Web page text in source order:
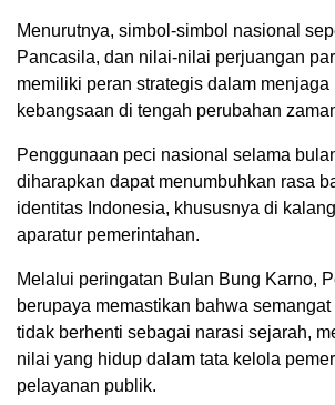
Menurutnya, simbol-simbol nasional
Pancasila, dan nilai-nilai perjuangan
memiliki peran strategis dalam menjaga
kebangsaan di tengah perubahan
Penggunaan peci nasional selama
diharapkan dapat menumbuhkan rasa
identitas Indonesia, khususnya di
aparatur pemerintahan.
Melalui peringatan Bulan Bung Karno,
berupaya memastikan bahwa
tidak berhenti sebagai narasi sejarah,
nilai yang hidup dalam tata kelola
pelayanan publik.